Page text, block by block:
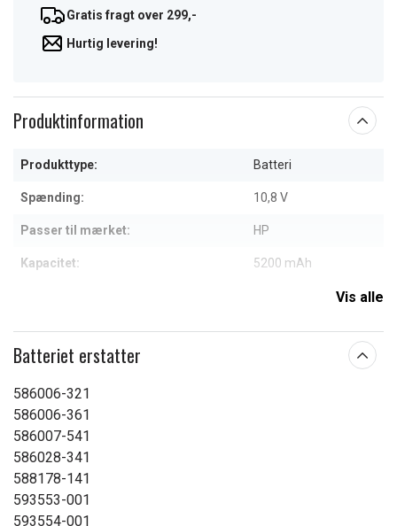
Gratis fragt over 299,-
Hurtig levering!
Produktinformation
Produkttype: Batteri
Spænding: 10,8 V
Passer til mærket: HP
Kapacitet: 5200 mAh
Vis alle
Batteriet erstatter
586006-321
586006-361
586007-541
586028-341
588178-141
593553-001
593554-001